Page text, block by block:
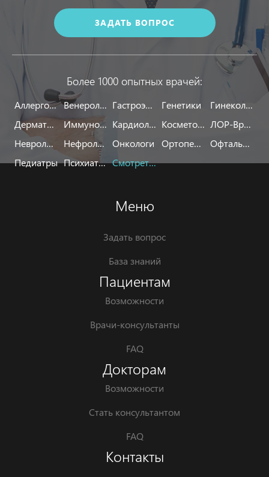
ЗАДАТЬ ВОПРОС
Более 1000 опытных врачей:
Аллергологи Венерологи Гастроэнтерологи Генетики
Гинекологи
Дерматологи
Иммунологи Кардиологи Косметологи
ЛОР-Врачи
Неврологи
Нефрологи Онкологи Ортопеды
Офтальмологи
Педиатры
Психиатры Смотреть все
Меню
Задать вопрос
База знаний
Пациентам
Возможности
Врачи-консультанты
FAQ
Докторам
Возможности
Стать консультантом
FAQ
Контакты